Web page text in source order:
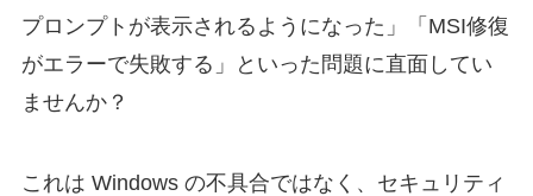
プロンプトが表示されるようになった」「MSI修復
がエラーで失敗する」といった問題に直面してい
ませんか？
これは Windows の不具合ではなく、セキュリティ